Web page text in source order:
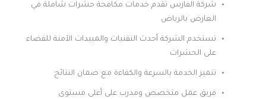
شركة الفارس تقدم خدمات مكافحة حشرات شاملة في
العارض بالرياض
تستخدم الشركة أحدث التقنيات والمبيدات الآمنة للقضاء
على الحشرات
تتميز الخدمة بالسرعة والكفاءة مع ضمان النتائج
فريق عمل متخصص ومدرب على أعلى مستوى